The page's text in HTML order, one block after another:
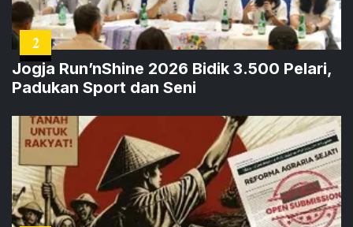
2
Jogja Run’nShine 2026 Bidik 3.500 Pelari,
Padukan Sport dan Seni